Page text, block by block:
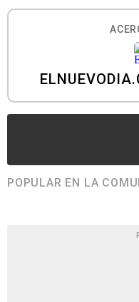
POPULAR EN LA